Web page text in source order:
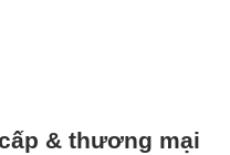
& thương mại